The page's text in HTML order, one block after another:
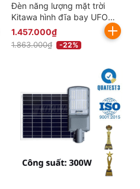
Đèn năng lượng mặt trời
Kitawa hình đĩa bay UFO
300W UF2300
1.457.000₫
1.863.000₫ -22%